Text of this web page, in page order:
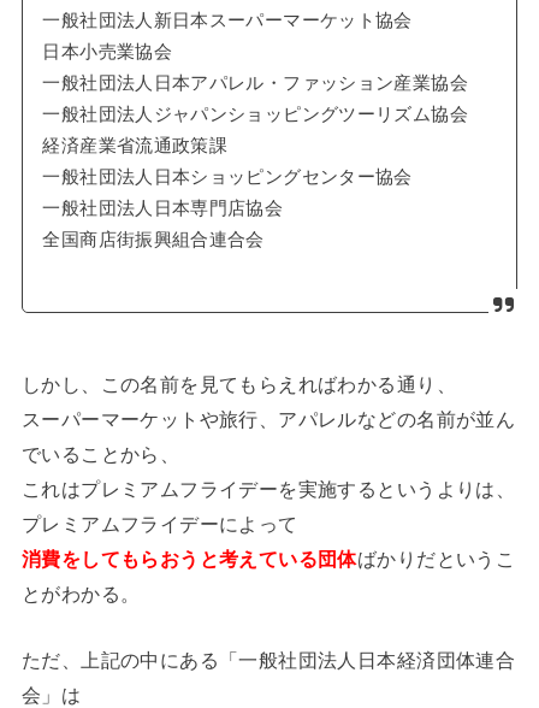
一般社団法人新日本スーパーマーケット協会
日本小売業協会
一般社団法人日本アパレル・ファッション産業協会
一般社団法人ジャパンショッピングツーリズム協会
経済産業省流通政策課
一般社団法人日本ショッピングセンター協会
一般社団法人日本専門店協会
全国商店街振興組合連合会
しかし、この名前を見てもらえればわかる通り、
スーパーマーケットや旅行、アパレルなどの名前が並ん
でいることから、
これはプレミアムフライデーを実施するというよりは、
プレミアムフライデーによって
消費をしてもらおうと考えている団体ばかりだというこ
とがわかる。
ただ、上記の中にある「一般社団法人日本経済団体連合
会」は